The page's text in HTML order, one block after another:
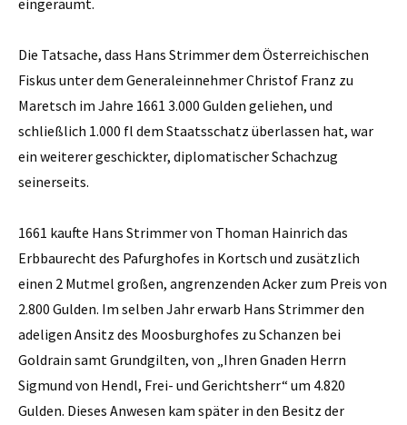
Die Tatsache, dass Hans Strimmer dem Österreichischen
Fiskus unter dem Generaleinnehmer Christof Franz zu
Maretsch im Jahre 1661 3.000 Gulden geliehen, und
schließlich 1.000 fl dem Staatsschatz überlassen hat, war
ein weiterer geschickter, diplomatischer Schachzug
seinerseits.
1661 kaufte Hans Strimmer von Thoman Hainrich das
Erbbaurecht des Pafurghofes in Kortsch und zusätzlich
einen 2 Mutmel großen, angrenzenden Acker zum Preis von
2.800 Gulden. Im selben Jahr erwarb Hans Strimmer den
adeligen Ansitz des Moosburghofes zu Schanzen bei
Goldrain samt Grundgilten, von „Ihren Gnaden Herrn
Sigmund von Hendl, Frei- und Gerichtsherr“ um 4.820
Gulden. Dieses Anwesen kam später in den Besitz der